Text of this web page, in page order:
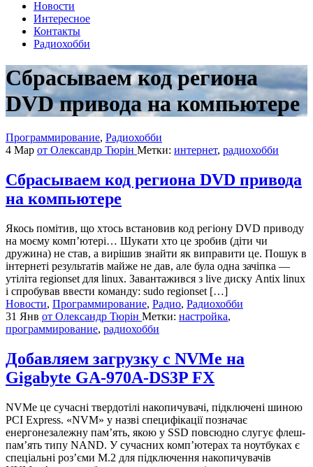
Новости
Интересное
Контакты
Радиохобби
Сбрасываем код региона
DVD привода на компьютере
Программирование, Радиохобби
4 Мар от Олександр Тюрін Метки: интернет, радиохобби
Сбрасываем код региона DVD привода
на компьютере
Якось помітив, що хтось встановив код регіону DVD приводу
на моєму комп’ютері… Шукати хто це зробив (діти чи
дружина) не став, а вирішив знайти як виправити це. Пошук в
інтернеті результатів майже не дав, але була одна зачіпка —
утіліта regionset для linux. Завантажився з live диску Antix linux
і спробував ввести команду: sudo regionset […]
Новости, Программирование, Радио, Радиохобби
31 Янв от Олександр Тюрін Метки: настройка,
программирование, радиохобби
Добавляем загрузку с NVMe на
Gigabyte GA-970A-DS3P FX
NVMe це сучасні твердотілі накопичувачі, підключені шиною
PCI Express. «NVM» у назві специфікації позначає
енергонезалежну пам’ять, якою у SSD повсюдно слугує флеш-
пам’ять типу NAND. У сучасних комп’ютерах та ноутбуках є
спеціальні роз’єми M.2 для підключення накопичувачів